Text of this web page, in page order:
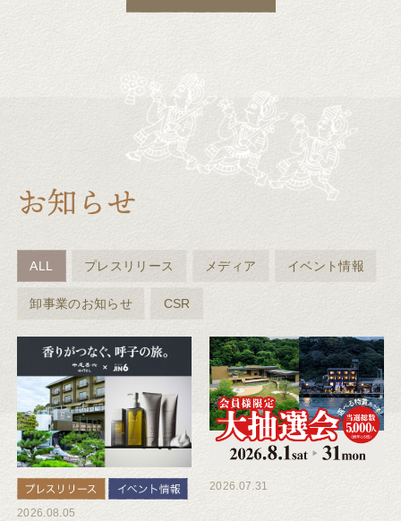
ALL プレスリリース メディア イベント情報
卸事業のお知らせ CSR
2026.08.05
2026.07.31